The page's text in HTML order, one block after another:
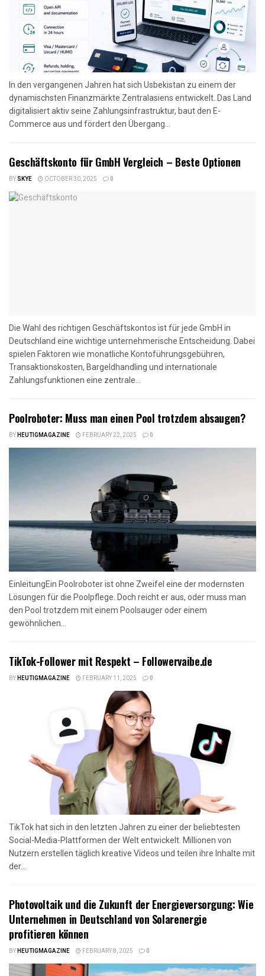
In den vergangenen Jahren hat sich Usbekistan zu einem der
dynamischsten Finanzmärkte Zentralasiens entwickelt. Das Land
digitalisiert aktiv seine Zahlungsinfrastruktur, baut den E-
Commerce aus und fördert den Übergang...
Geschäftskonto für GmbH Vergleich – Beste Optionen
BYSKYE OCTOBER 30, 2025 0
Die Wahl des richtigen Geschäftskontos ist für jede GmbH in
Deutschland eine wichtige unternehmerische Entscheidung. Dabei
spielen Faktoren wie monatliche Kontoführungsgebühren,
Transaktionskosten, Bargeldhandling und internationale
Zahlungsfunktionen eine zentrale...
Poolroboter: Muss man einen Pool trotzdem absaugen?
BYHEUTIGMAGAZINE FEBRUARY 22, 2025 0
EinleitungEin Poolroboter ist ohne Zweifel eine der modernsten
Lösungen für die Poolpflege. Doch reicht er aus, oder muss man
den Pool trotzdem mit einem Poolsauger oder einem
gewöhnlichen...
TikTok-Follower mit Respekt – Followervaibe.de
BYHEUTIGMAGAZINE FEBRUARY 11, 2025 0
TikTok hat sich in den letzten Jahren zu einer der beliebtesten
Social-Media-Plattformen der Welt entwickelt. Millionen von
Nutzern erstellen täglich kreative Videos und teilen ihre Inhalte mit
der...
Photovoltaik und die Zukunft der Energieversorgung: Wie
Unternehmen in Deutschland von Solarenergie
profitieren können
BYHEUTIGMAGAZINE FEBRUARY 8, 2025 0